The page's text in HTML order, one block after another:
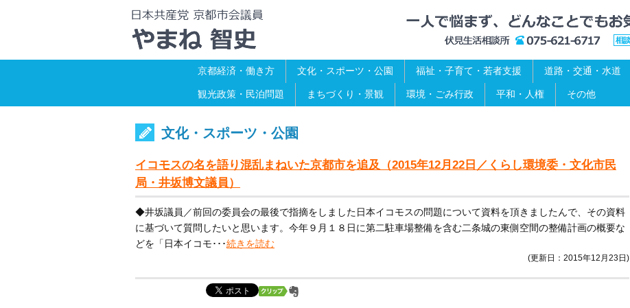
京都経済・働き方 文化・スポーツ・公園 福祉・子育て・若者支援 道路・交通・水道
観光政策・民泊問題 まちづくり・景観 環境・ごみ行政 平和・人権 その他
文化・スポーツ・公園
イコモスの名を語り混乱まねいた京都市を追及（2015年12月22日／くらし環境委・文化市民
局・井坂博文議員）
◆井坂議員／前回の委員会の最後で指摘をしました日本イコモスの問題について資料を頂きましたんで、その資料
に基づいて質問したいと思います。今年９月１８日に第二駐車場整備を含む二条城の東側空間の整備計画の概要な
どを「日本イコモ･･･続きを読む
(更新日：2015年12月23日)